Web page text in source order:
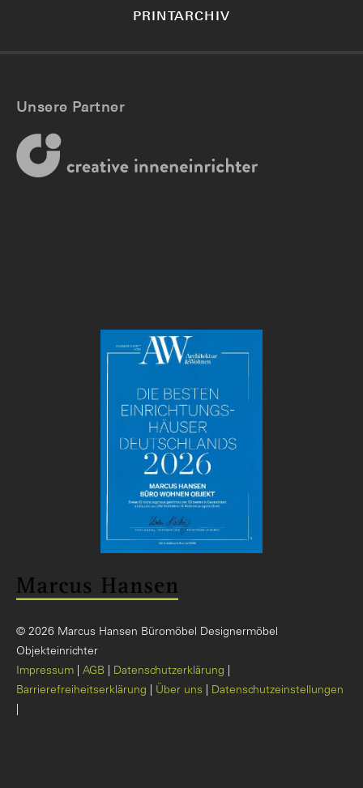
PRINTARCHIV
Unsere Partner
© 2026 Marcus Hansen Büromöbel Designermöbel
Objekteinrichter
Impressum
AGB
Datenschutzerklärung
Barrierefreiheitserklärung
Über uns Datenschutzeinstellungen